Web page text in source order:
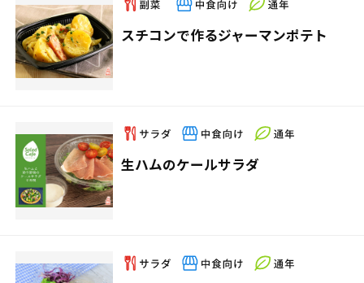
スチコンで作るジャーマンポテト
生ハムのケールサラダ